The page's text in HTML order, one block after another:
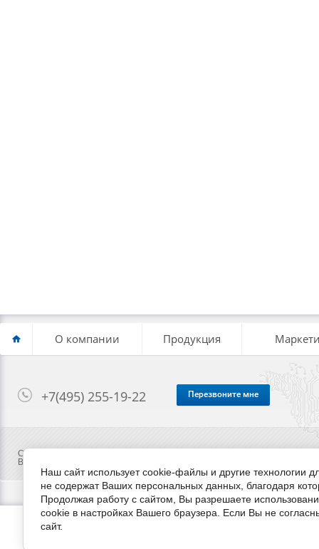
О компании Продукция
+7(495) 255-19-22 Перезвоните мне
Copyright © 2014 - 2026
Вся предоставленная на сайте информация ни при каких условиях не
Наш сайт использует cookie-файлы и другие
не содержат Ваших персональных данных, благодаря
Продолжая работу с сайтом, Вы разрешаете
cookie в настройках Вашего браузера. Если Вы не
сайт.